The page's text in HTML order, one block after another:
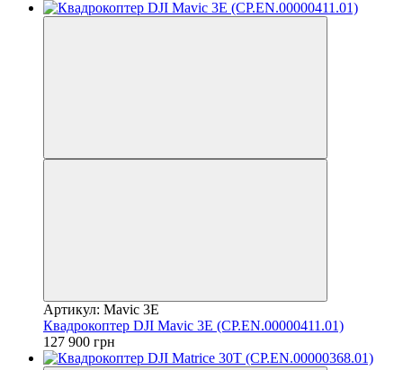
Артикул: Mavic 3E
Квадрокоптер DJI Mavic 3E (CP.EN.00000411.01)
127 900 грн